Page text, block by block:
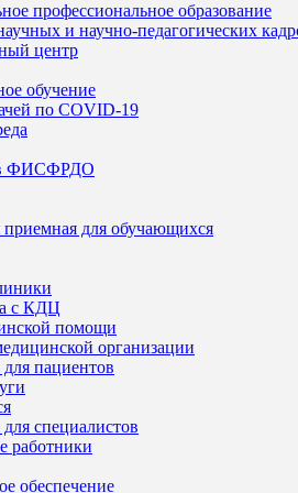
профессиональное образование
и научно-педагогических
центр
обучение
по COVID-19
ФИСФРДО
приемная для обучающихся
с КДЦ
помощи
организации
пациентов
специалистов
работники
обеспечение